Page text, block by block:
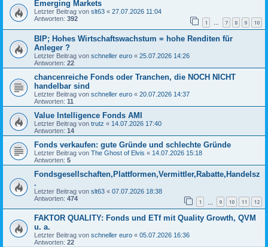
Emerging Markets
Letzter Beitrag von slt63 « 27.07.2026 11:04
Antworten: 392 1 … 7 8 9 10
BIP; Hohes Wirtschaftswachstum = hohe Renditen für
Anleger ?
Letzter Beitrag von schneller euro « 25.07.2026 14:26
Antworten: 22
chancenreiche Fonds oder Tranchen, die NOCH NICHT
handelbar sind
Letzter Beitrag von schneller euro « 20.07.2026 14:37
Antworten: 11
Value Intelligence Fonds AMI
Letzter Beitrag von trutz « 14.07.2026 17:40
Antworten: 14
Fonds verkaufen: gute Gründe und schlechte Gründe
Letzter Beitrag von The Ghost of Elvis « 14.07.2026 15:18
Antworten: 5
Fondsgesellschaften,Plattformen,Vermittler,Rabatte,Handelsz
.
Letzter Beitrag von slt63 « 07.07.2026 18:38
Antworten: 474 1 9 10 11 12
FAKTOR QUALITY: Fonds und ETf mit Quality Growth, QVM
u. a.
Letzter Beitrag von schneller euro « 05.07.2026 16:36
Antworten: 22